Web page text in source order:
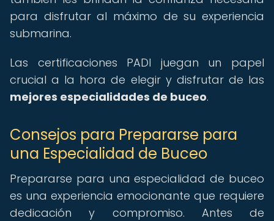
para disfrutar al máximo de su experiencia
submarina.
Las certificaciones PADI juegan un papel
crucial a la hora de elegir y disfrutar de las
mejores especialidades de buceo.
Consejos para Prepararse para
una Especialidad de Buceo
Prepararse para una especialidad de buceo
es una experiencia emocionante que requiere
dedicación y compromiso. Antes de